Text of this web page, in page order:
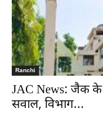
Ranchi
JAC News: जैक के
सवाल, विभाग...